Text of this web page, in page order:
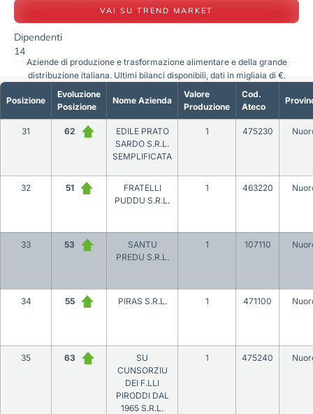
VAI SU TREND MARKET
Dipendenti
14
Posizione
Evoluzione
Posizione
Nome Azienda
Valore
Produzione
Cod.
Ateco
31 62
EDILE PRATO
SARDO S.R.L.
SEMPLIFICATA
1 475230
32 51
FRATELLI
PUDDU S.R.L.
1 463220
33 53
SANTU
PREDU S.R.L.
1 107110
34 55 PIRAS S.R.L. 1 471100
35 63
SU
CUNSORZIU
DEI F.LLI
PIRODDI DAL
1965 S.R.L.
1 475240
Aziende di produzione e trasformazione alimentare e della grande
distribuzione italiana. Ultimi bilanci disponibili, dati in migliaia di €.